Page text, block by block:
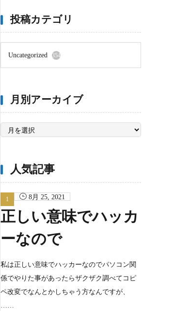
投稿カテゴリ
Uncategorized 354
月別アーカイブ
月
ア
ブ
人気記事
8月 25, 2021
正しい意味でハッカ
ーなので
私は正しい意味でハッカーなのでパソコン関
係でやりた事があったらザクザク調べてコピ
ペ改変でなんとかしちゃう方なんですが、